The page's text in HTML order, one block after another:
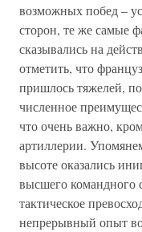
возможных побед –
сторон, те же самые
сказывались на
отметить, что
пришлось тяжелей,
численное
что очень важно,
артиллерии.
высоте оказались
высшего командного
тактическое
непрерывный опыт